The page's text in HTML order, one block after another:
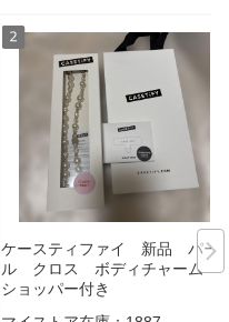
ケースティファイ 新品 パー
ル クロス ボディチャーム
ショッパー付き